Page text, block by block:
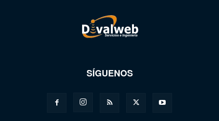
SÍGUENOS